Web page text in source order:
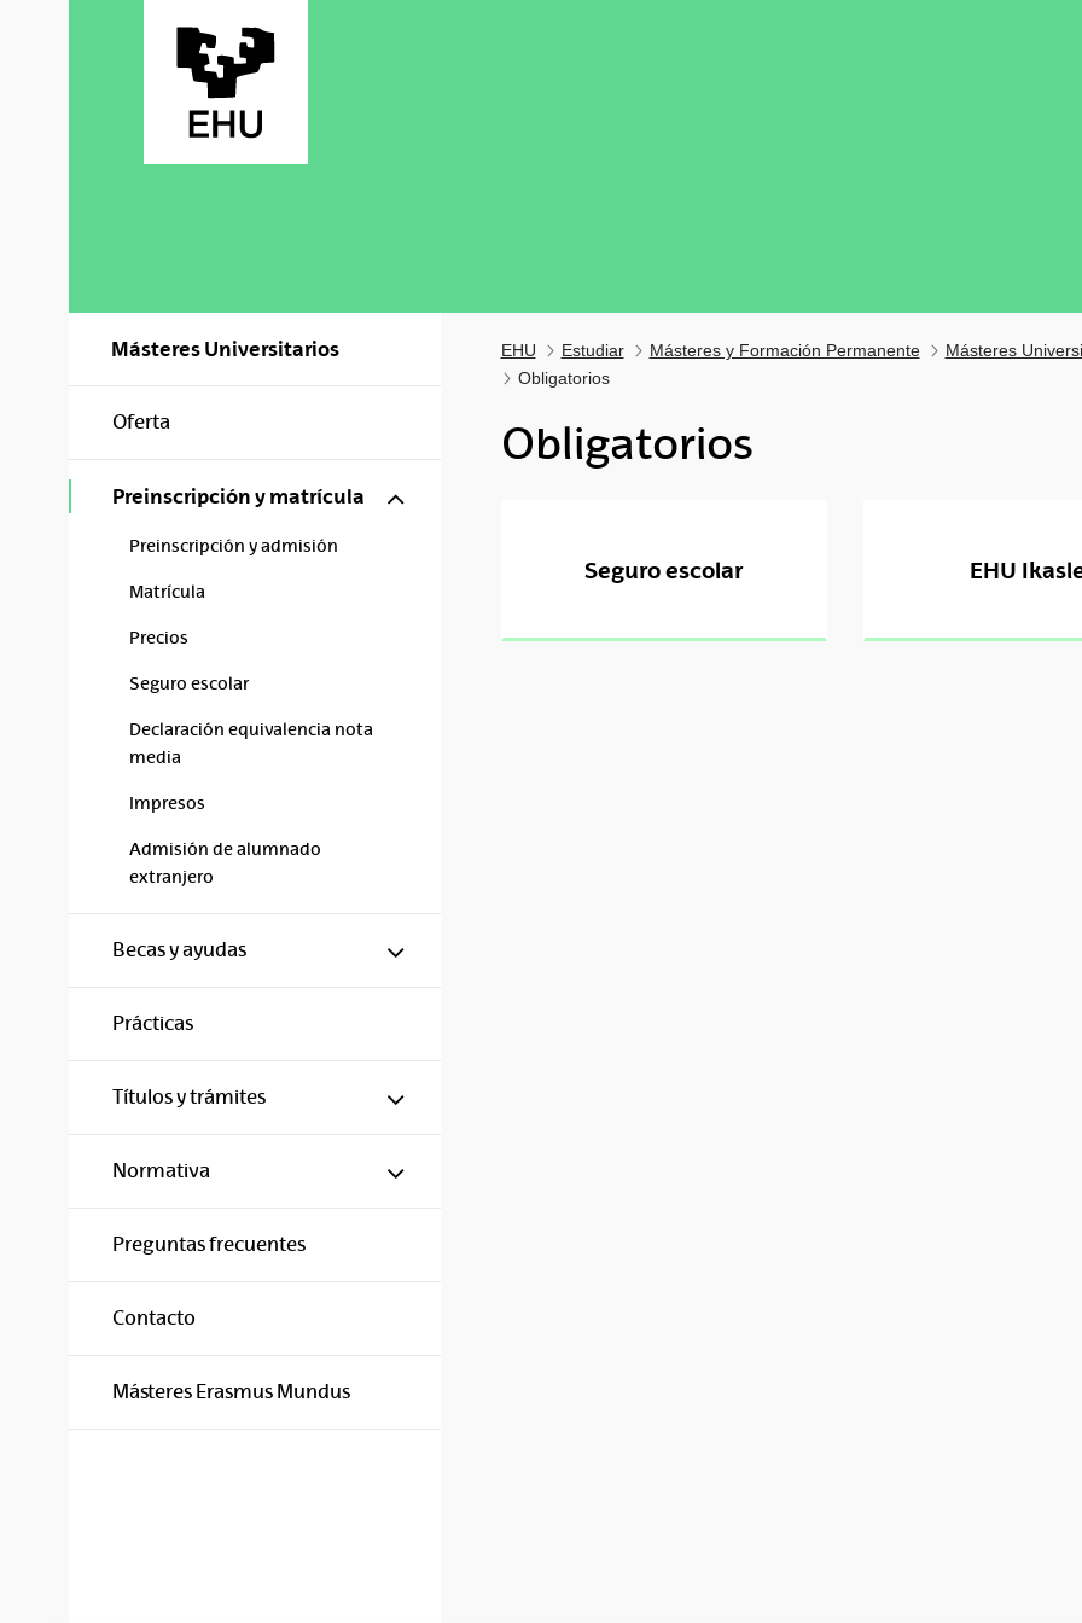
Másteres Universitarios
Oferta
Preinscripción y matrícula Mostrar/ocultar subpáginas
Preinscripción y admisión
Matrícula
Precios
Seguro escolar
Declaración equivalencia nota
media
Impresos
Admisión de alumnado
extranjero
Becas y ayudas Mostrar/ocultar subpáginas
Prácticas
Títulos y trámites Mostrar/ocultar subpáginas
Normativa Mostrar/ocultar subpáginas
Preguntas frecuentes
Contacto
Másteres Erasmus Mundus
EHU Estudiar Másteres y Formación Permanente
Másteres
Obligatorios
Obligatorios
Seguro escolar EHU